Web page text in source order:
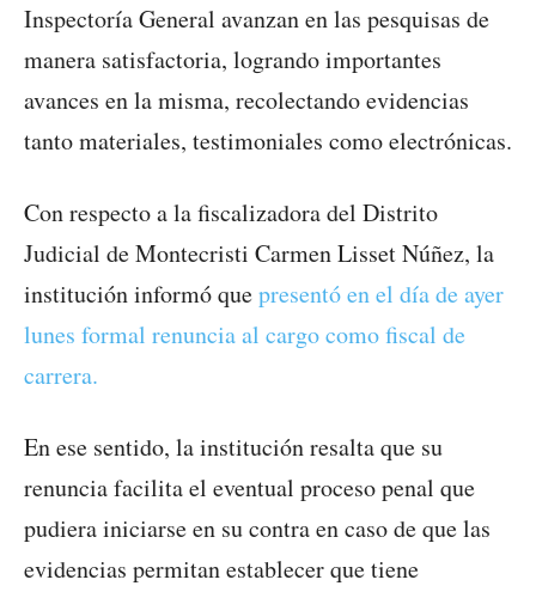
Inspectoría General avanzan en las pesquisas de
manera satisfactoria, logrando importantes
avances en la misma, recolectando evidencias
tanto materiales, testimoniales como electrónicas.
Con respecto a la fiscalizadora del Distrito
Judicial de Montecristi Carmen Lisset Núñez, la
institución informó quepresentó en el día de ayer
lunes formal renuncia al cargo como fiscal de
carrera.
En ese sentido, la institución resalta que su
renuncia facilita el eventual proceso penal que
pudiera iniciarse en su contra en caso de que las
evidencias permitan establecer que tiene